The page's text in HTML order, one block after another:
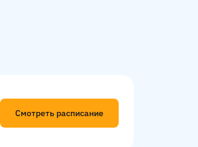
Смотреть расписание